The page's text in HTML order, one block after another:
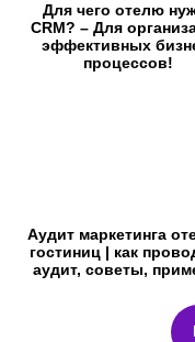
Для чего отелю
CRM? – Для
эффективных
процессов!
Аудит маркетинга
гостиниц | как
аудит, советы,